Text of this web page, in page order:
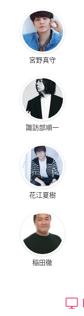
宮野真守
諏訪部順一
花江夏樹
稲田徹